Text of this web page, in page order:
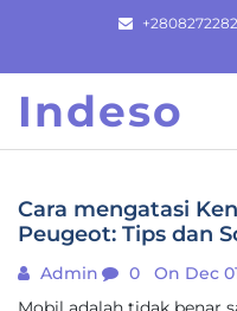
content
+2808272282
Indeso
Cara mengatasi
Peugeot: Tips dan
Admin 0
On Dec